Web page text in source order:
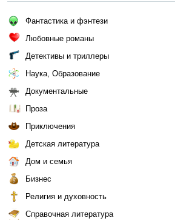
Фантастика и фэнтези
Любовные романы
Детективы и триллеры
Наука, Образование
Документальные
Проза
Приключения
Детская литература
Дом и семья
Бизнес
Религия и духовность
Справочная литература